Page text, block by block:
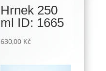
Hrnek 250
ml ID: 1665
630,00 Kč